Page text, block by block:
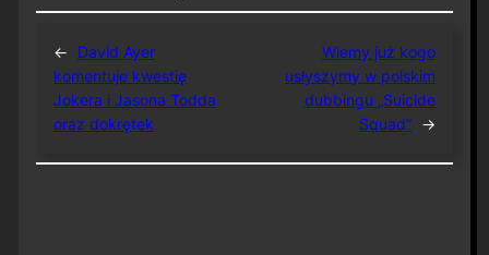
←
David Ayer
komentuje kwestię
Jokera i Jasona Todda
oraz dokrętek
Wiemy już kogo
usłyszymy w polskim
dubbingu „Suicide
Squad” →